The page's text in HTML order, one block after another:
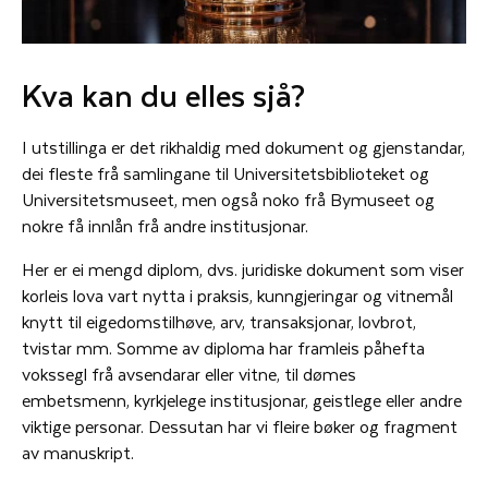
Kva kan du elles sjå?
I utstillinga er det rikhaldig med dokument og gjenstandar,
dei fleste frå samlingane til Universitetsbiblioteket og
Universitetsmuseet, men også noko frå Bymuseet og
nokre få innlån frå andre institusjonar.
Her er ei mengd diplom, dvs. juridiske dokument som viser
korleis lova vart nytta i praksis, kunngjeringar og vitnemål
knytt til eigedomstilhøve, arv, transaksjonar, lovbrot,
tvistar mm. Somme av diploma har framleis påhefta
vokssegl frå avsendarar eller vitne, til dømes
embetsmenn, kyrkjelege institusjonar, geistlege eller andre
viktige personar. Dessutan har vi fleire bøker og fragment
av manuskript.